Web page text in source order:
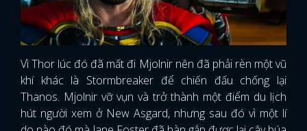
Vì Thor lúc đó đã mất đi Mjolnir nên đã phải rèn một vũ
khí khác là Stormbreaker để chiến đấu chống lại
Thanos. Mjolnir vỡ vụn và trở thành một điểm du lịch
hút người xem ở New Asgard, nhưng sau đó vì một lí